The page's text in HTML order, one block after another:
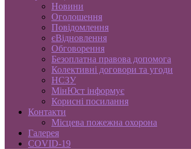
Новини
Оголошення
Повідомлення
єВідновлення
Обговорення
Безоплатна правова допомога
Колективні договори та угоди
НСЗУ
МінЮст інформує
Корисні посилання
Контакти
Місцева пожежна охорона
Галерея
COVID-19